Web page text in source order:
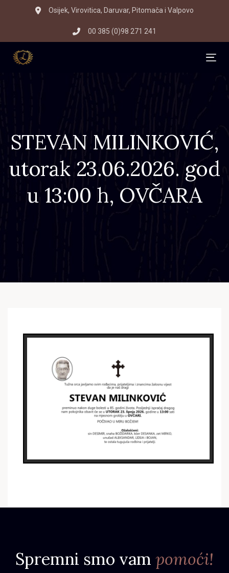
navigation
Osijek, Virovitica, Daruvar, Pitomača i Valpovo
00 385 (0)98 271 241
STEVAN MILINKOVIĆ,
utorak 23.06.2026. god
u 13:00 h, OVČARA
Spremni smo vam pomoći!